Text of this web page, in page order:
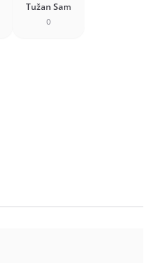
Tužan Sam
0